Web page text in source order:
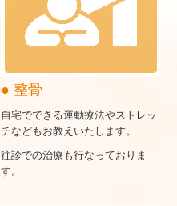
● 整骨
自宅でできる運動療法やストレッ
チなどもお教えいたします。
往診での治療も行なっておりま
す。